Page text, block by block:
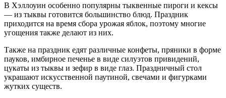
В Хэллоуин особенно популярны тыквенные пироги и кексы
— из тыквы готовится большинство блюд. Праздник
приходится на время сбора урожая яблок, поэтому многие
угощения также делают из них.
Также на праздник едят различные конфеты, пряники в форме
пауков, имбирное печенье в виде силуэтов привидений,
цукаты из тыквы и зефир в виде глаз. Праздничный стол
украшают искусственной паутиной, свечами и фигурками
жутких существ.